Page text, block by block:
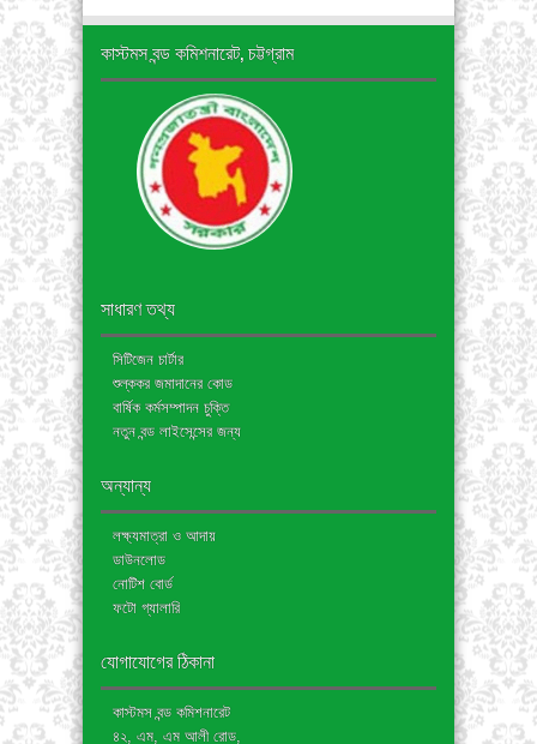
কাস্টমস বন্ড কমিশনারেট, চট্টগ্রাম
সাধারণ তথ্য
সিটিজেন চার্টার
শুল্ককর জমাদানের কোড
বার্ষিক কর্মসম্পাদন চুক্তি
নতুন বন্ড লাইসেন্সের জন্য
অন্যান্য
লক্ষ্যমাত্রা ও আদায়
ডাউনলোড
নোটিশ বোর্ড
ফটো গ্যালারি
যোগাযোগের ঠিকানা
কাস্টমস বন্ড কমিশনারেট
৪২, এম, এম আলী রোড,